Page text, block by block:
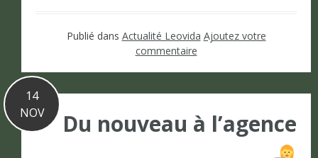
Publié dans Actualité Leovida Ajoutez votre
commentaire
14
NOV
Du nouveau à l’agence